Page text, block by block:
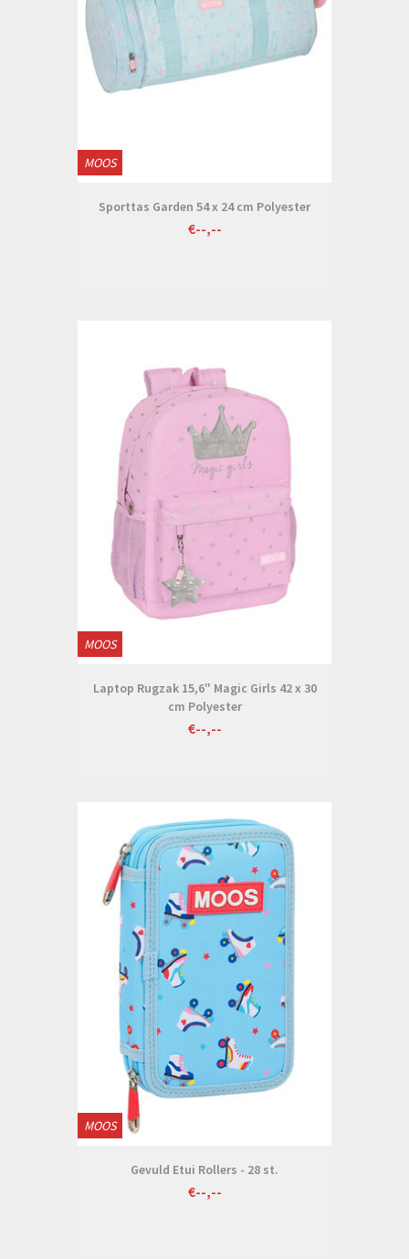
MOOS
Sporttas Garden 54 x 24 cm Polyester
€--,--
MOOS
Laptop Rugzak 15,6" Magic Girls 42 x 30
cm Polyester
€--,--
MOOS
Gevuld Etui Rollers - 28 st.
€--,--